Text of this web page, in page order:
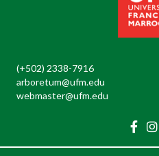
(+502) 2338-7916
arboretum@ufm.edu
webmaster@ufm.edu